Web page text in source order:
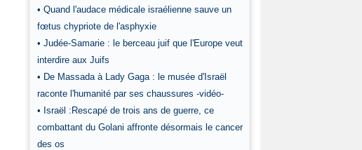
• Quand l'audace médicale israélienne sauve un
fœtus chypriote de l'asphyxie
• Judée-Samarie : le berceau juif que l'Europe veut
interdire aux Juifs
• De Massada à Lady Gaga : le musée d'Israël
raconte l'humanité par ses chaussures -vidéo-
• Israël :Rescapé de trois ans de guerre, ce
combattant du Golani affronte désormais le cancer
des os